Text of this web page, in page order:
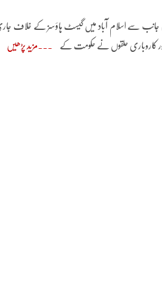
سے اسلام آباد میں گیسٹ ہاؤسز کے خلاف
کاروباری حلقوں نے حکومت کے مزید پڑھیں